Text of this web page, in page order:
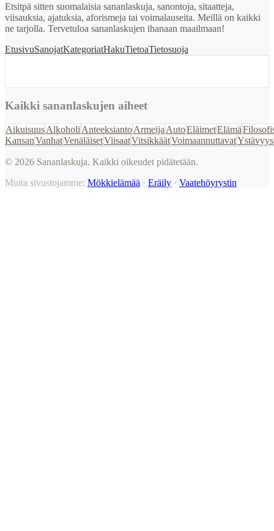
Etsitpä sitten suomalaisia sananlaskuja, sanontoja, sitaatteja,
viisauksia, ajatuksia, aforismeja tai voimalauseita. Meillä on kaikki
ne tarjolla. Tervetuloa sananlaskujen ihanaan maailmaan!
EtusivuSanojatKategoriatHakuTietoaTietosuoja
Kaikki sananlaskujen aiheet
AikuisuusAlkoholi AnteeksiantoArmeija AutoEläimetElämä
KansanVanhatVenäläisetViisaatVitsikkäätVoimaannuttavatYstävyys
© 2026 Sananlaskuja. Kaikki oikeudet pidätetään.
Muita sivustojamme: Mökkielämää · Eräily · Vaatehöyrystin